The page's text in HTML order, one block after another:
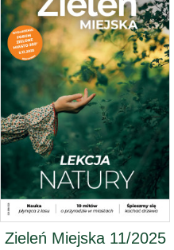
Zieleń Miejska 11/2025